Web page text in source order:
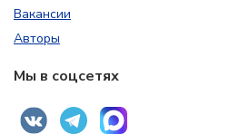
Вакансии
Авторы
Мы в соцсетях